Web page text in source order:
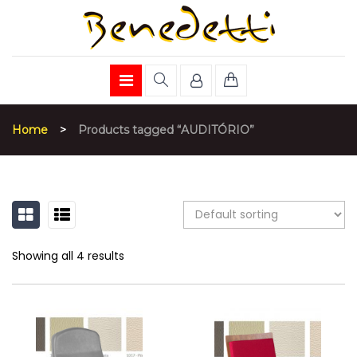
Home > Products tagged “AUDITÓRIO”
Showing all 4 results